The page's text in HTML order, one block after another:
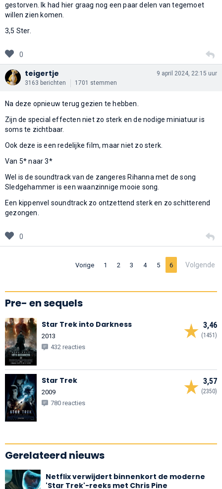
gestorven. Ik had hier graag nog een paar delen van tegemoet
willen zien komen.
3,5 Ster.
0
teigertje
3163 berichten 1701 stemmen
9 april 2024, 22:15 uur
Na deze opnieuw terug gezien te hebben.
Zijn de special effecten niet zo sterk en de nodige miniatuur is
soms te zichtbaar.
Ook deze is een redelijke film, maar niet zo sterk.
Van 5* naar 3*
Wel is de soundtrack van de zangeres Rihanna met de song
Sledgehammer is een waanzinnige mooie song.
Een kippenvel soundtrack zo ontzettend sterk en zo schitterend
gezongen.
0
Vorige 1 2 3 4 5 6 Volgende
Pre- en sequels
3,46
(1451)
Star Trek into Darkness
2013
432 reacties
3,57
(2350)
Star Trek
2009
780 reacties
Gerelateerd nieuws
Netflix verwijdert binnenkort de moderne
'Star Trek'-reeks met Chris Pine